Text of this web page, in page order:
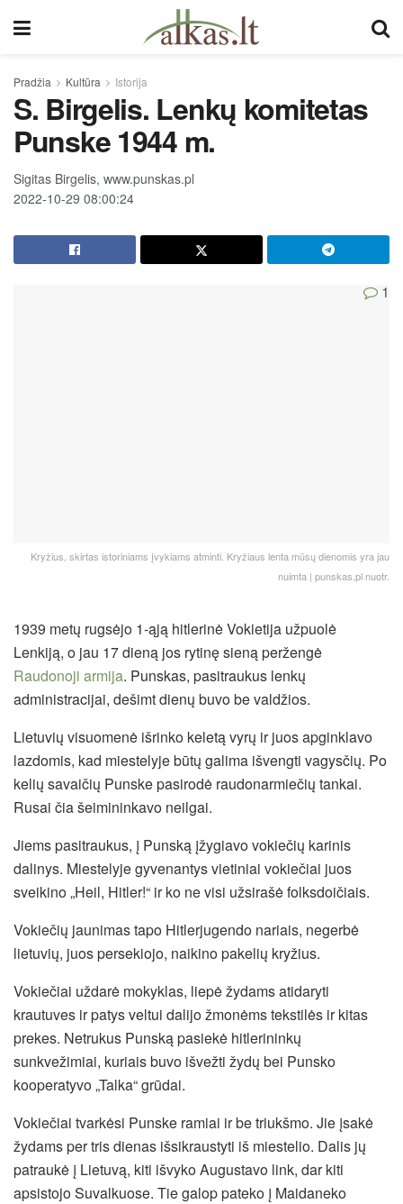
Pradžia Kultūra Istorija
S. Birgelis. Lenkų komitetas
Punske 1944 m.
Sigitas Birgelis, www.punskas.pl
2022-10-29 08:00:24
1
Kryžius, skirtas istoriniams įvykiams atminti. Kryžiaus lenta mūsų dienomis yra jau
nuimta | punskas.pl nuotr.
1939 metų rugsėjo 1-ąją hitlerinė Vokietija užpuolė
Lenkiją, o jau 17 dieną jos rytinę sieną peržengė
Raudonoji armija. Punskas, pasitraukus lenkų
administracijai, dešimt dienų buvo be valdžios.
Lietuvių visuomenė išrinko keletą vyrų ir juos apginklavo
lazdomis, kad miestelyje būtų galima išvengti vagysčių. Po
kelių savaičių Punske pasirodė raudonarmiečių tankai.
Rusai čia šeimininkavo neilgai.
Jiems pasitraukus, į Punską įžygiavo vokiečių karinis
dalinys. Miestelyje gyvenantys vietiniai vokiečiai juos
sveikino „Heil, Hitler!“ ir ko ne visi užsirašė folksdoičiais.
Vokiečių jaunimas tapo Hitlerjugendo nariais, negerbė
lietuvių, juos persekiojo, naikino pakelių kryžius.
Vokiečiai uždarė mokyklas, liepė žydams atidaryti
krautuves ir patys veltui dalijo žmonėms tekstilės ir kitas
prekes. Netrukus Punską pasiekė hitlerininkų
sunkvežimiai, kuriais buvo išvežti žydų bei Punsko
kooperatyvo „Talka“ grūdai.
Vokiečiai tvarkėsi Punske ramiai ir be triukšmo. Jie įsakė
žydams per tris dienas išsikraustyti iš miestelio. Dalis jų
patraukė į Lietuvą, kiti išvyko Augustavo link, dar kiti
apsistojo Suvalkuose. Tie galop pateko į Maidaneko